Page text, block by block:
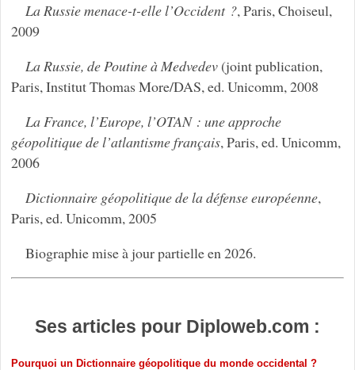
La Russie menace-t-elle l’Occident ?, Paris, Choiseul,
2009
La Russie, de Poutine à Medvedev(joint publication,
Paris, Institut Thomas More/DAS, ed. Unicomm, 2008
La France, l’Europe, l’OTAN : une approche
géopolitique de l’atlantisme français, Paris, ed. Unicomm,
2006
Dictionnaire géopolitique de la défense européenne,
Paris, ed. Unicomm, 2005
Biographie mise à jour partielle en 2026.
Ses articles pour Diploweb.com :
Pourquoi un Dictionnaire géopolitique du monde occidental ?